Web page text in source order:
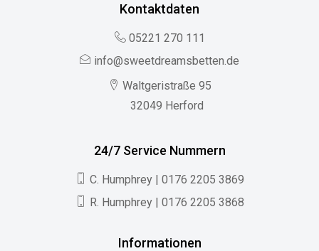
Kontaktdaten
05221 270 111
info@sweetdreamsbetten.de
Waltgeristraße 95
32049 Herford
24/7 Service Nummern
C. Humphrey | 0176 2205 3869
R. Humphrey | 0176 2205 3868
Informationen